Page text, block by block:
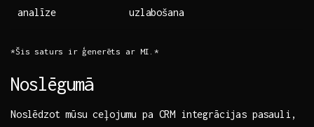
analīze
uzlabošana
*Šis saturs ir ⁣ģenerēts ar MI.*
Noslēgumā
Noslēdzot‌ mūsu ⁣ceļojumu pa CRM ​integrācijas pasauli,